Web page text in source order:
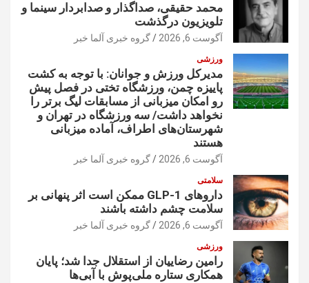
محمد حقیقی، صداگذار و صدابردار سینما و
تلویزیون درگذشت
آگوست 6, 2026 گروه خبری آلما خبر
ورزشی
مدیرکل ورزش و جوانان: با توجه به کشت
پاییزه چمن، ورزشگاه تختی در فصل پیش
رو امکان میزبانی از مسابقات لیگ برتر را
نخواهد داشت/ سه ورزشگاه در تهران و
شهرستان‌های اطراف، آماده میزبانی
هستند
آگوست 6, 2026 گروه خبری آلما خبر
سلامتی
داروهای GLP-1 ممکن است اثر پنهانی بر
سلامت چشم داشته باشند
آگوست 6, 2026 گروه خبری آلما خبر
ورزشی
رامین رضاییان از استقلال جدا شد؛ پایان
همکاری ستاره ملی‌پوش با آبی‌ها